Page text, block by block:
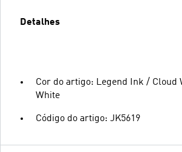
Detalhes
Cor do artigo: Legend Ink / Cloud
White
Código do artigo: JK5619